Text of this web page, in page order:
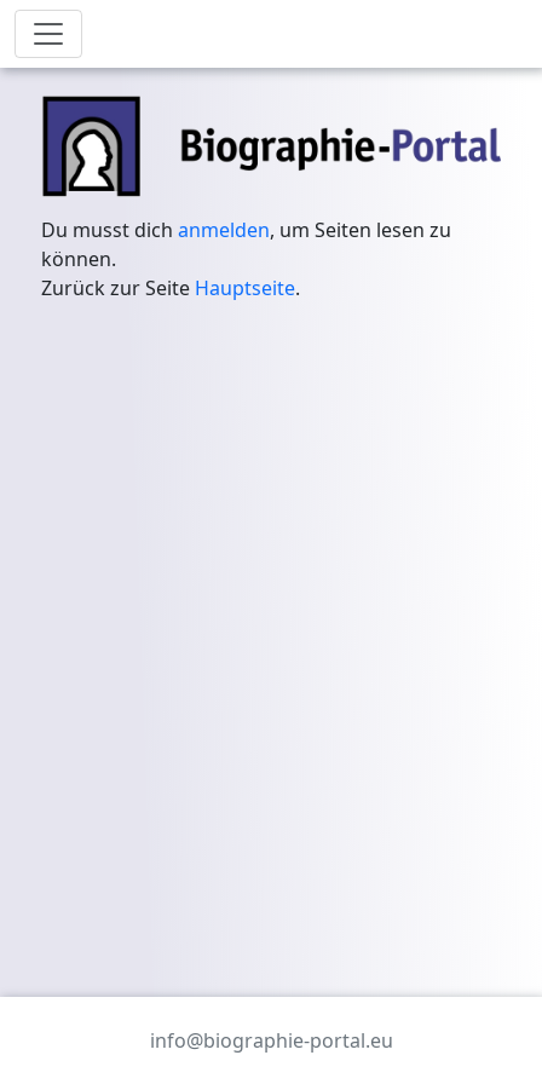
Du musst dichanmelden, um Seiten lesen zu
können.
Zurück zur Seite Hauptseite.
info@biographie-portal.eu